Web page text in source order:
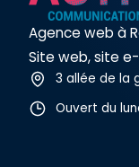
Agence web à
Site web, site
3 allée de la
Ouvert du